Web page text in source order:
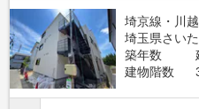
埼京線・川
埼玉県さい
築年数
建物階数